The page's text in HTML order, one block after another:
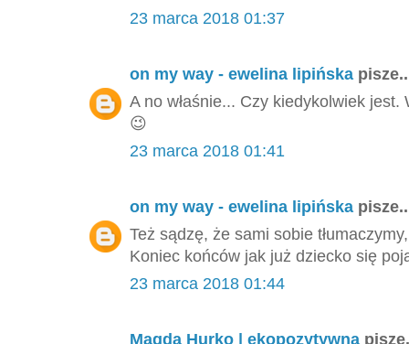
23 marca 2018 01:37
on my way - ewelina lipińska
A no właśnie... Czy kiedykolwiek
😉
23 marca 2018 01:41
on my way - ewelina lipińska
Też sądzę, że sami sobie
Koniec końców jak już dziecko się
23 marca 2018 01:44
Magda Hurko | ekopozytywna